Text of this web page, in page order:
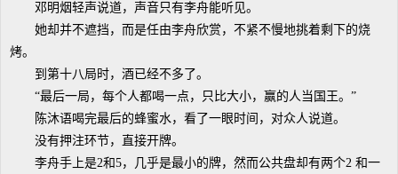
邓明烟轻声说道，声音只有李舟能听见。
她却并不遮挡，而是任由李舟欣赏，不紧不慢地挑着剩下的烧
烤。
到第十八局时，酒已经不多了。
“最后一局，每个人都喝一点，只比大小，赢的人当国王。”
陈沐语喝完最后的蜂蜜水，看了一眼时间，对众人说道。
没有押注环节，直接开牌。
李舟手上是2和5，几乎是最小的牌，然而公共盘却有两个2 和一